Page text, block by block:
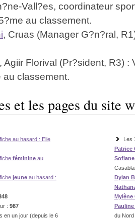
Vall?es, coordinateur
au classement.
, Cruas (Manager G?n?ral,
, Agiir Florival (Pr?sident, R3) :
au classement.
et les pages du site
au hasard : Elie
féminine au
jeune au hasard :
: 987
en un jour (depuis le 6
Les
Patrice
Dylan
Mylène
du Nord